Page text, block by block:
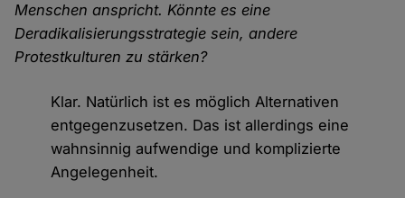
Menschen anspricht. Könnte es eine
Deradikalisierungsstrategie sein, andere
Protestkulturen zu stärken?
Klar. Natürlich ist es möglich Alternativen
entgegenzusetzen. Das ist allerdings eine
wahnsinnig aufwendige und komplizierte
Angelegenheit.